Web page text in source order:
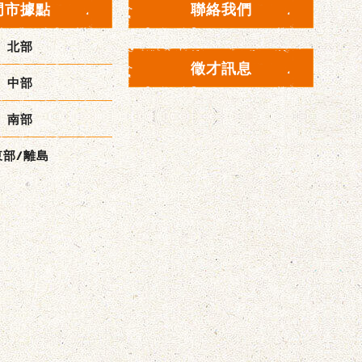
市據點
北部
中部
南部
部/離島
聯絡我們
徵才訊息